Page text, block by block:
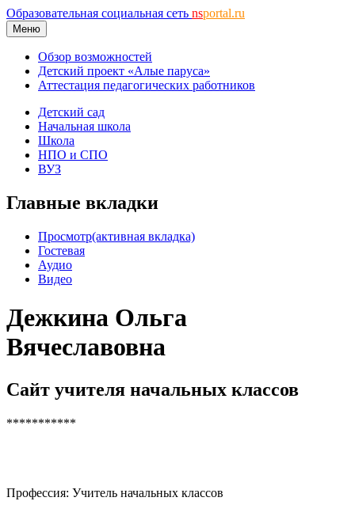
Образовательная социальная сеть nsportal.ru
Меню
Обзор возможностей
Детский проект «Алые паруса»
Аттестация педагогических работников
Детский сад
Начальная школа
Школа
НПО и СПО
ВУЗ
Главные вкладки
Просмотр(активная вкладка)
Гостевая
Аудио
Видео
Дежкина Ольга
Вячеславовна
Сайт учителя начальных классов
***********
Профессия: Учитель начальных классов